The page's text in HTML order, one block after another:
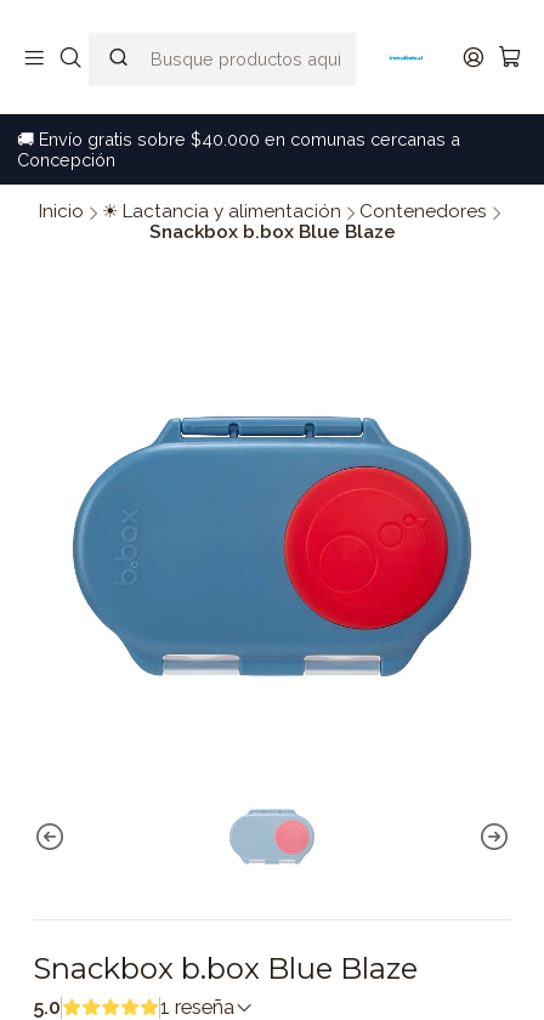
🚚 Envío gratis sobre $40.000 en comunas cercanas a
Concepción
Inicio ☀ Lactancia y alimentación
Contenedores
Snackbox b.box Blue Blaze
Snackbox b.box Blue Blaze
5.0 1 reseña